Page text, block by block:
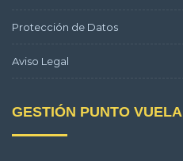
Protección de Datos
Aviso Legal
GESTIÓN PUNTO VUELA